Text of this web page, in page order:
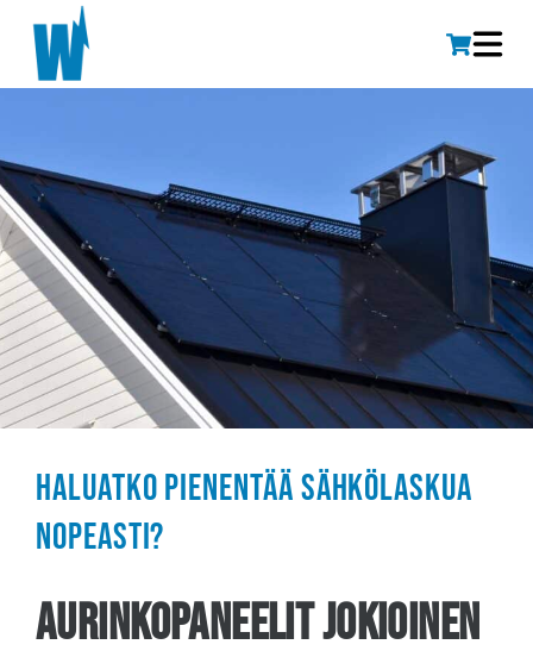
Haluatko pienentää sähkölaskua
nopeasti?
Aurinkopaneelit Jokioinen